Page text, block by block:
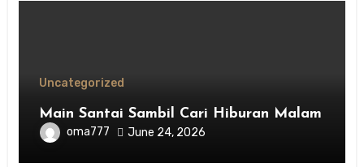
Uncategorized
Main Santai Sambil Cari Hiburan Malam
oma777 June 24, 2026